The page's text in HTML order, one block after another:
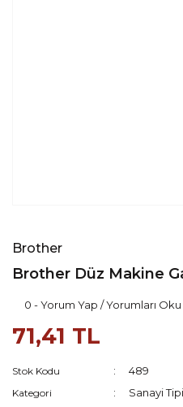
Brother
Brother Düz Makine
0 - Yorum Yap / Yorumları Oku
71,41 TL
Stok Kodu 489
Kategori Sanayi